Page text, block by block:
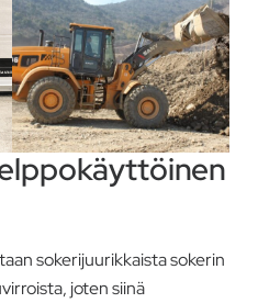
sokerijuurikkaista sokerin
joten siinä